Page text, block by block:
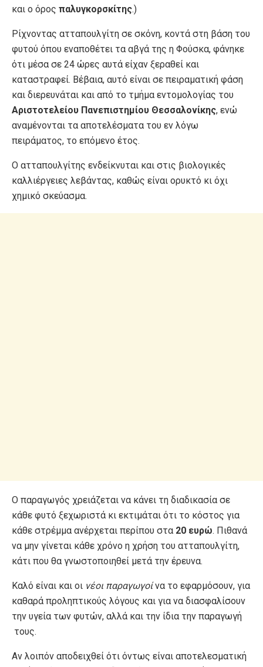
και ο όρος παλυγκορσκίτης.)
Ρίχνοντας ατταπουλγίτη σε σκόνη, κοντά στη βάση του
φυτού όπου εναποθέτει τα αβγά της η Φούσκα, φάνηκε
ότι μέσα σε 24 ώρες αυτά είχαν ξεραθεί και
καταστραφεί. Βέβαια, αυτό είναι σε πειραματική φάση
και διερευνάται και από το τμήμα εντομολογίας του
Αριστοτελείου Πανεπιστημίου Θεσσαλονίκης, ενώ
αναμένονται τα αποτελέσματα του εν λόγω
πειράματος, το επόμενο έτος.
Ο ατταπουλγίτης ενδείκνυται και στις βιολογικές
καλλιέργειες λεβάντας, καθώς είναι ορυκτό κι όχι
χημικό σκεύασμα.
Ο παραγωγός χρειάζεται να κάνει τη διαδικασία σε
κάθε φυτό ξεχωριστά κι εκτιμάται ότι το κόστος για
κάθε στρέμμα ανέρχεται περίπου στα 20 ευρώ. Πιθανά
να μην γίνεται κάθε χρόνο η χρήση του ατταπουλγίτη,
κάτι που θα γνωστοποιηθεί μετά την έρευνα.
Καλό είναι και οι νέοι παραγωγοίνα το εφαρμόσουν, για
καθαρά προληπτικούς λόγους και για να διασφαλίσουν
την υγεία των φυτών, αλλά και την ίδια την παραγωγή
τους.
Αν λοιπόν αποδειχθεί ότι όντως είναι αποτελεσματική